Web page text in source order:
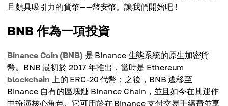
且頗具吸引力的貨幣——幣安幣。讓我們開始吧！
BNB 作為一項投資
Binance Coin (BNB) 是 Binance 生態系統的原生加密貨
幣。BNB 最初於 2017 年推出，當時是 Ethereum
blockchain 上的 ERC-20 代幣；之後，BNB 遷移至
Binance 自有的區塊鏈 Binance Chain，並且如今在其運作
中扮演核心角色。它可用於在 Binance 支付交易手續費並享